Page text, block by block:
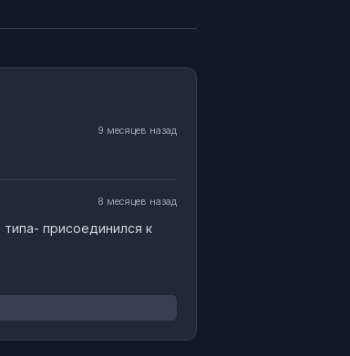
9 месяцев назад
8 месяцев назад
присоединился к